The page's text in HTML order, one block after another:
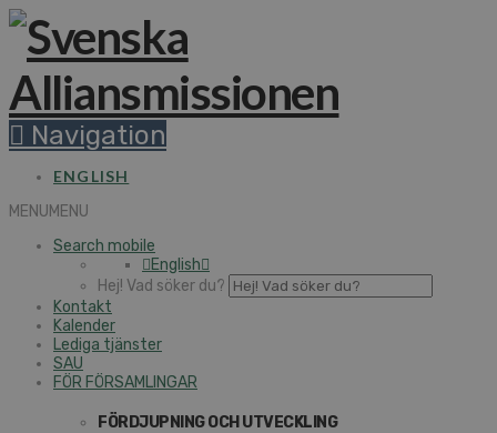
Navigation
ENGLISH
MENUMENU
Search mobile
English
Hej! Vad söker du?
Kontakt
Kalender
Lediga tjänster
SAU
FÖR FÖRSAMLINGAR
FÖRDJUPNING OCH UTVECKLING